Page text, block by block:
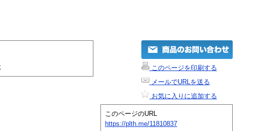
このページを印刷する
メールでURLを送る
お気に入りに追加する
このページのURL
https://plth.me/11810837